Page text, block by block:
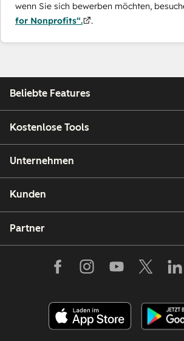
wenn Sie sich bewerben möchten,
for Nonprofits“.
.
Beliebte Features
Kostenlose Tools
Unternehmen
Kunden
Partner